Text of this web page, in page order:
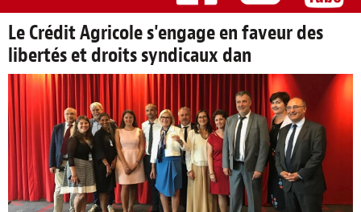
Le Crédit Agricole s'engage en faveur des
libertés et droits syndicaux dan